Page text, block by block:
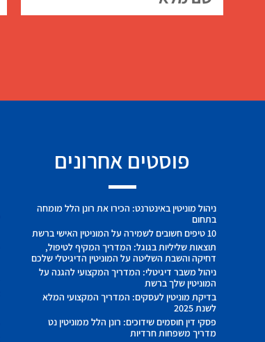
פוסטים אחרונים
ניהול מוניטין באינטרנט: הכירו את רונן הלל מומחה
בתחום
10 טיפים חשובים לשמירה על המוניטין האישי ברשת
תוצאות שליליות בגוגל: המדריך המקיף לטיפול,
דחיקה והשבת השליטה על המוניטין הדיגיטלי שלכם
ניהול משבר דיגיטלי: המדריך המקצועי להגנה על
המוניטין שלך ברשת
בדיקת מוניטין לעסקים: המדריך המקצועי המלא
לשנת 2025
פסקי דין חוסמים שידוכים: רונן הלל ממוניטין נט
מדריך משפחות חרדיות